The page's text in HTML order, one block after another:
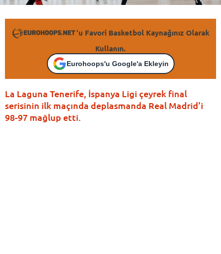
'u Favori Basketbol Kaynağınız Olarak
Kullanın.
Eurohoops'u Google'a Ekleyin
La Laguna Tenerife, İspanya Ligi çeyrek final
serisinin ilk maçında deplasmanda Real Madrid’i
98-97 mağlup etti.